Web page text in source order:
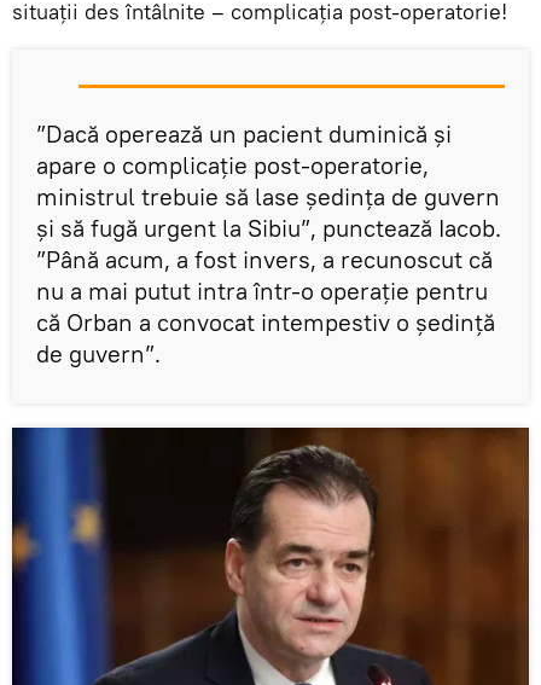
situații des întâlnite – complicația post-operatorie!
”Dacă operează un pacient duminică și
apare o complicație post-operatorie,
ministrul trebuie să lase ședința de guvern
și să fugă urgent la Sibiu”, punctează Iacob.
”Până acum, a fost invers, a recunoscut că
nu a mai putut intra într-o operație pentru
că Orban a convocat intempestiv o ședință
de guvern”.